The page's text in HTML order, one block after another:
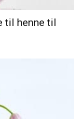
til henne til